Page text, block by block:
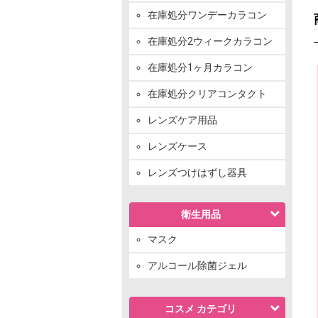
在庫処分ワンデーカラコン
在庫処分2ウィークカラコン
在庫処分1ヶ月カラコン
在庫処分クリアコンタクト
レンズケア用品
レンズケース
レンズつけはずし器具
衛生用品
マスク
アルコール除菌ジェル
コスメ カテゴリ